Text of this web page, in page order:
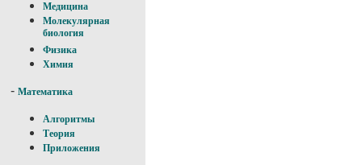
Медицина
Молекулярная
биология
Физика
Химия
- Математика
Алгоритмы
Теория
Приложения